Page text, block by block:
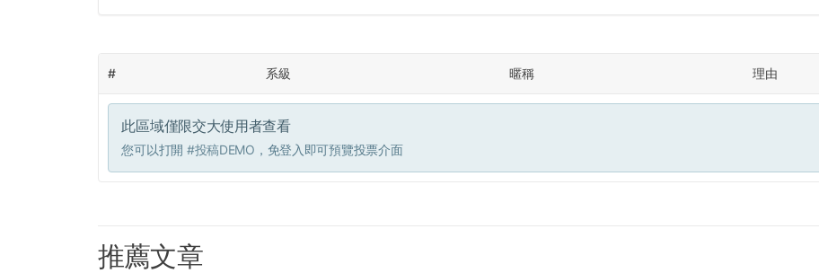
# 系級 暱稱 理由
此區域僅限交大使用者查看
您可以打開 #投稿DEMO ，免登入即可預覽投票介面
推薦文章